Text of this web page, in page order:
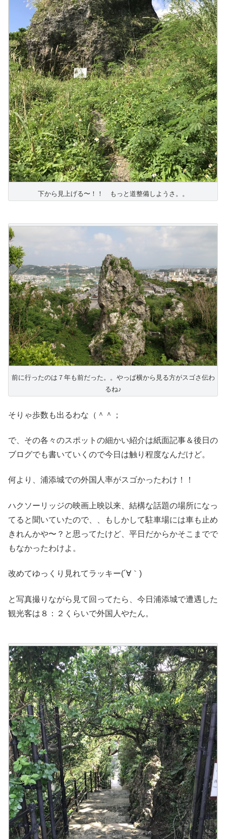
下から見上げる〜！！ もっと道整備しようさ。。
前に行ったのは７年も前だった。。やっぱ横から見る方がスゴさ伝わ
るね♪
そりゃ歩数も出るわな（＾＾；
で、その各々のスポットの細かい紹介は紙面記事＆後日の
ブログでも書いていくので今日は触り程度なんだけど。
何より、浦添城での外国人率がスゴかったわけ！！
ハクソーリッジの映画上映以来、結構な話題の場所になっ
てると聞いていたので、、もしかして駐車場には車も止め
きれんかや〜？と思ってたけど、平日だからかそこまでで
もなかったわけよ。
改めてゆっくり見れてラッキー(´∀｀)
と写真撮りながら見て回ってたら、今日浦添城で遭遇した
観光客は８：２くらいで外国人やたん。